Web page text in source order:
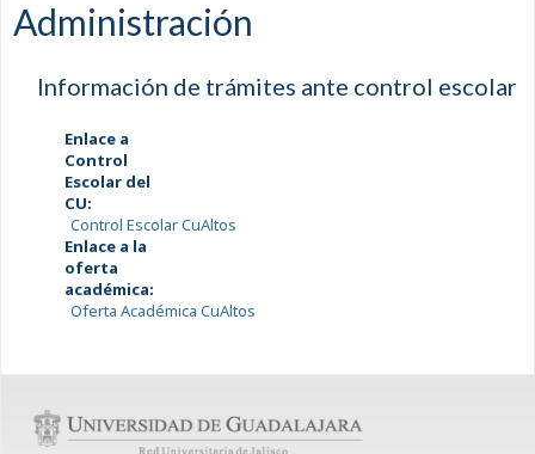
Administración
Información de trámites ante control escolar
Enlace a
Control
Escolar del
CU:
Control Escolar CuAltos
Enlace a la
oferta
académica:
Oferta Académica CuAltos